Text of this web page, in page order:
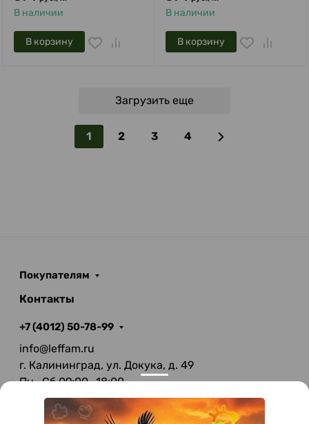
В наличии
В корзину
В наличии
В корзину
Загрузить еще
1 2 3 4
Покупателям
Контакты
+7 (4012) 50-78-99
info@leffam.ru
г. Калининград, ул. Докука, д. 49
Пн—Сб 09:00—18:00
Вс—Выходной